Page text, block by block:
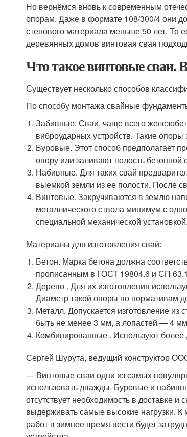
Но вернёмся вновь к современным
опорам. Даже в формате 108/300/4 они
стенового материала меньше 50 лет. То
деревянных домов винтовая свая
Что такое винтовые сваи.
Существует несколько способов
По способу монтажа свайные
Забивные. Сваи, чаще всего
виброударных устройств. Такие
Буровые. Этот способ предполагает
опору или заливают полость
Набивные. Для таких свай
выемкой земли из ее полости. После
Винтовые. Закручиваются в землю
металлического ствола минимум с
специальной механической установкой.
Материалы для изготовления свай:
Бетон. Марка бетона должна
прописанным в ГОСТ 19804.6 и СП
Дерево . Для их изготовления
Диаметр такой опоры по нормативам
Металл. Допускается изготовление
быть не менее 3 мм, а лопастей — 4
Комбинированные . Используют
Сергей Шурута, ведущий конструктор
— Винтовые сваи одни из самых
использовать дважды. Буровые и
отсутствует необходимость в доставке
выдерживать самые высокие нагрузки. К
работ в зимнее время вести будет